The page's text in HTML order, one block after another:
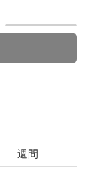
僕のヒーローア
カデミア ILLEG
週間